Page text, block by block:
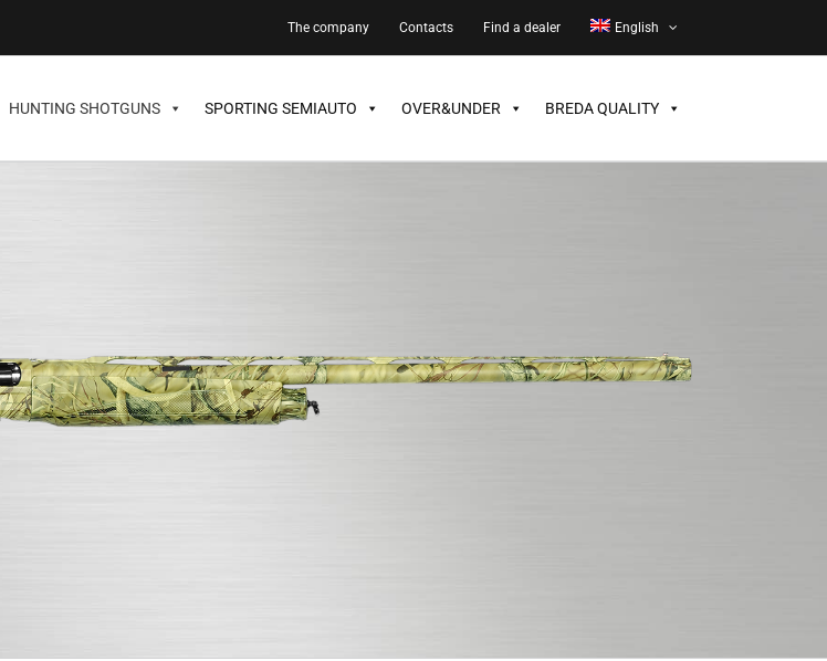
The company Contacts Find a dealer English
HUNTING SHOTGUNS SPORTING SEMIAUTO OVER&UNDER BREDA QUALITY